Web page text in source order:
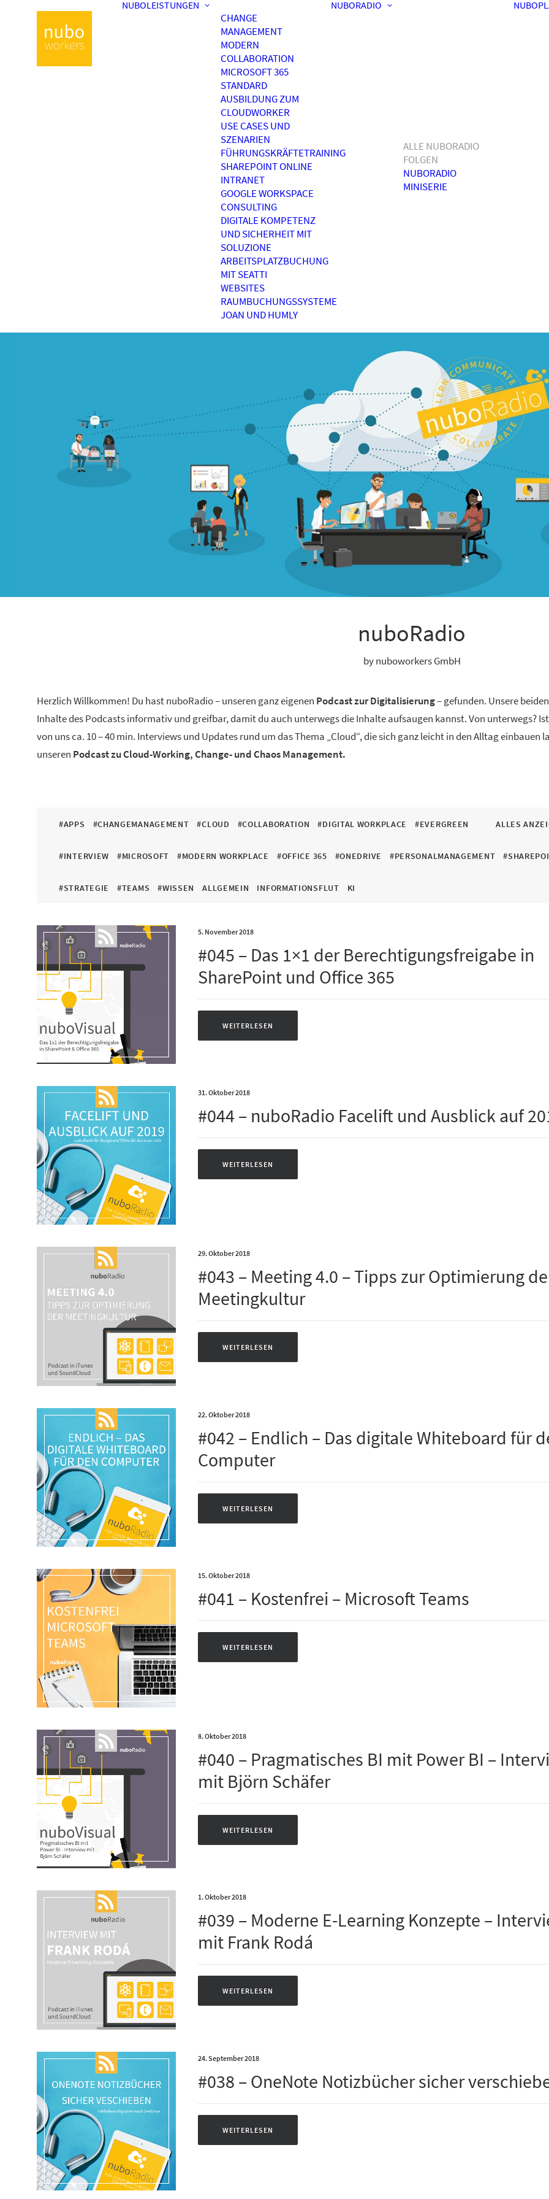
NUBOLEISTUNGEN
CHANGE
MANAGEMENT
MODERN
COLLABORATION
MICROSOFT 365
STANDARD
AUSBILDUNG ZUM
CLOUDWORKER
USE CASES UND
SZENARIEN
FÜHRUNGSKRÄFTETRAINING
SHAREPOINT ONLINE
INTRANET
GOOGLE WORKSPACE
CONSULTING
DIGITALE KOMPETENZ
UND SICHERHEIT MIT
SOLUZIONE
ARBEITSPLATZBUCHUNG
MIT SEATTI
WEBSITES
RAUMBUCHUNGSSYSTEME
JOAN UND HUMLY
NUBORADIO
ALLE NUBORADIO
FOLGEN
NUBORADIO
MINISERIE
nuboRadio
by nuboworkers GmbH
Herzlich Willkommen! Du hast nuboRadio – unseren ganz eigenen Podcast zur Digitalisierung– gefunden. Unsere
Inhalte des Podcasts informativ und greifbar, damit du auch unterwegs die Inhalte aufsaugen kannst. Von unterwegs?
von uns ca. 10 – 40 min. Interviews und Updates rund um das Thema „Cloud“, die sich ganz leicht in den Alltag einbauen
unseren Podcast zu Cloud-Working, Change- und Chaos Management.
ALLES
#APPS #CHANGEMANAGEMENT #CLOUD #COLLABORATION #DIGITAL WORKPLACE #EVERGREEN
#INTERVIEW #MICROSOFT #MODERN WORKPLACE #OFFICE 365 #ONEDRIVE #PERSONALMANAGEMENT
#STRATEGIE #TEAMS #WISSEN ALLGEMEIN INFORMATIONSFLUT KI
5. November 2018
#045 – Das 1×1 der Berechtigungsfreigabe in
SharePoint und Office 365
WEITERLESEN
31. Oktober 2018
#044 – nuboRadio Facelift und Ausblick auf
WEITERLESEN
29. Oktober 2018
#043 – Meeting 4.0 – Tipps zur Optimierung
Meetingkultur
WEITERLESEN
22. Oktober 2018
#042 – Endlich – Das digitale Whiteboard für
Computer
WEITERLESEN
15. Oktober 2018
#041 – Kostenfrei – Microsoft Teams
WEITERLESEN
8. Oktober 2018
#040 – Pragmatisches BI mit Power BI –
mit Björn Schäfer
WEITERLESEN
1. Oktober 2018
#039 – Moderne E-Learning Konzepte –
mit Frank Rodá
WEITERLESEN
24. September 2018
#038 – OneNote Notizbücher sicher
WEITERLESEN